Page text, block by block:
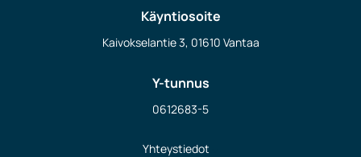
Käyntiosoite
Kaivokselantie 3, 01610 Vantaa
Y-tunnus
0612683-5
Yhteystiedot